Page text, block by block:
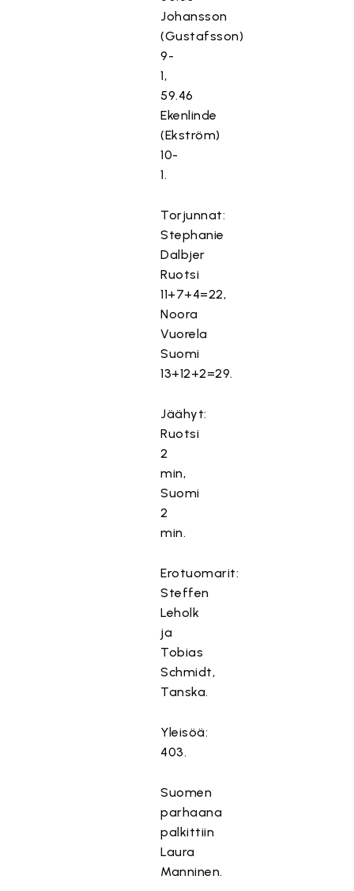
Johansson
(Gustafsson)
9-
1,
59.46
Ekenlinde
(Ekström)
10-
1.
Torjunnat:
Stephanie
Dalbjer
Ruotsi
11+7+4=22,
Noora
Vuorela
Suomi
13+12+2=29.
Jäähyt:
Ruotsi
2
min,
Suomi
2
min.
Erotuomarit:
Steffen
Leholk
ja
Tobias
Schmidt,
Tanska.
Yleisöä:
403.
Suomen
parhaana
palkittiin
Laura
Manninen.
T
ä
m
ä
l
t
ö
o
n
e
s
t
,
k
o
s
k